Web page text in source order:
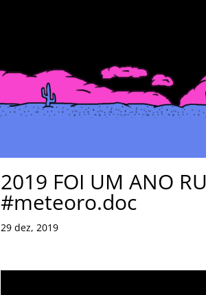
2019 FOI UM ANO
#meteoro.doc
29 dez, 2019